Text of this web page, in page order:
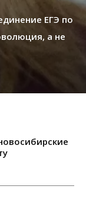
ЕГЭ по
а не